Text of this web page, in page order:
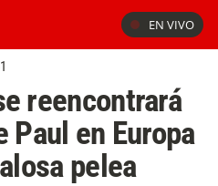
EN VIVO
reencontrará
Paul en Europa
pelea